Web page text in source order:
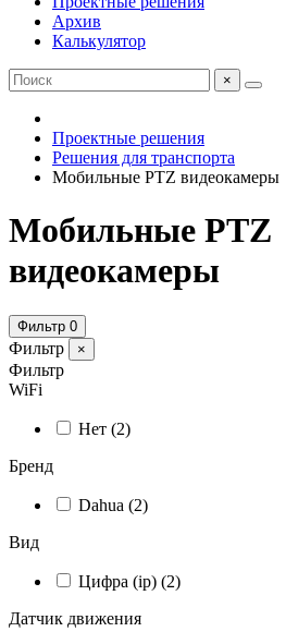
Архив
Калькулятор
×
Проектные решения
Решения для транспорта
Мобильные PTZ видеокамеры
Мобильные PTZ
видеокамеры
Фильтр 0
Фильтр ×
Фильтр
WiFi
Нет (2)
Бренд
Dahua (2)
Вид
Цифра (ip) (2)
Датчик движения